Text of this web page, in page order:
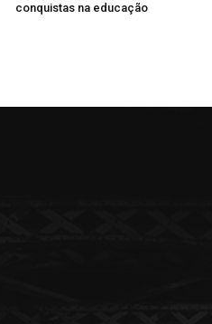
conquistas na educação